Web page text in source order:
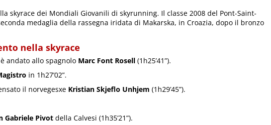
skyrace dei Mondiali Giovanili di skyrunning. Il classe 2008 del Pont-Saint-
medaglia della rassegna iridata di Makarska, in Croazia, dopo il bronzo
nella skyrace
andato allo spagnolo Marc Font Rosell (1h25’41”).
in 1h27’02”.
il norvegesxe Kristian Skjeflo Unhjem (1h29’45”).
Gabriele Pivot della Calvesi (1h35’21”).